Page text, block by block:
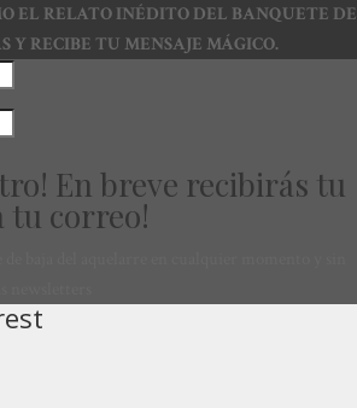
EL RELATO INÉDITO DEL BANQUETE DE
Y RECIBE TU MENSAJE MÁGICO.
En breve recibirás tu
tu correo!